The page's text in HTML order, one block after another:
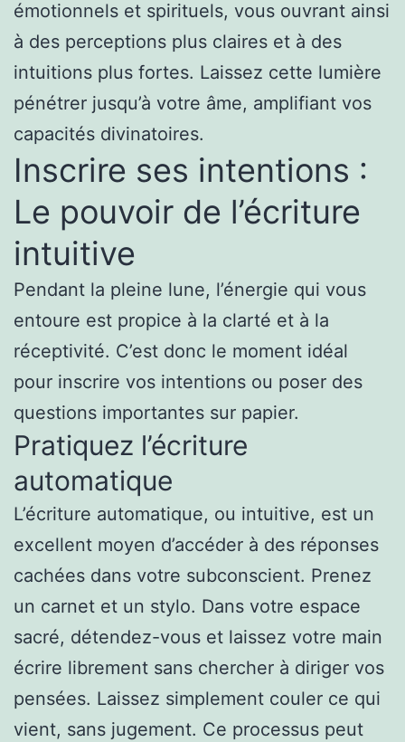
émotionnels et spirituels, vous ouvrant ainsi
à des perceptions plus claires et à des
intuitions plus fortes. Laissez cette lumière
pénétrer jusqu’à votre âme, amplifiant vos
capacités divinatoires.
Inscrire ses intentions :
Le pouvoir de l’écriture
intuitive
Pendant la pleine lune, l’énergie qui vous
entoure est propice à la clarté et à la
réceptivité. C’est donc le moment idéal
pour inscrire vos intentions ou poser des
questions importantes sur papier.
Pratiquez l’écriture
automatique
L’écriture automatique, ou intuitive, est un
excellent moyen d’accéder à des réponses
cachées dans votre subconscient. Prenez
un carnet et un stylo. Dans votre espace
sacré, détendez-vous et laissez votre main
écrire librement sans chercher à diriger vos
pensées. Laissez simplement couler ce qui
vient, sans jugement. Ce processus peut